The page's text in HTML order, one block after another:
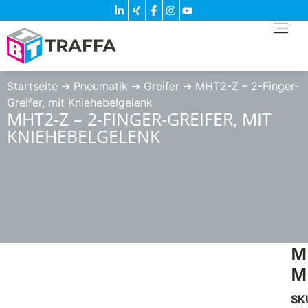
Startseite ➔ Pneumatik ➔ Greifer ➔ MHT2-Z – 2-Finger-
Greifer, mit Kniehebelgelenk
MHT2-Z – 2-FINGER-GREIFER, MIT
KNIEHEBELGELENK